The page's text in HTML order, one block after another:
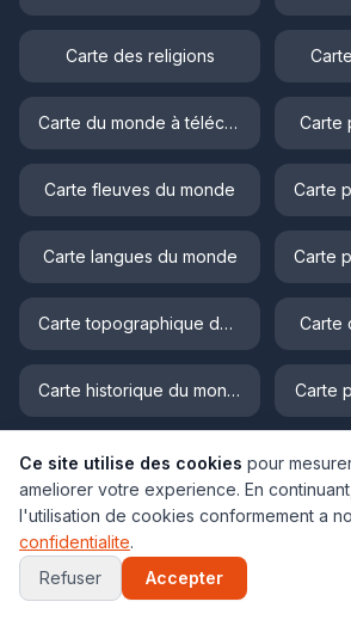
Carte des religions
Carte du monde à télécharger Carte
Carte fleuves du monde
Carte langues du monde
Carte topographique du monde Carte
Carte historique du monde Carte
Carte fuseau horaire
Ce site utilise des cookies pour
ameliorer votre experience. En
l'utilisation de cookies conformement a
confidentialite.
Refuser
Accepter